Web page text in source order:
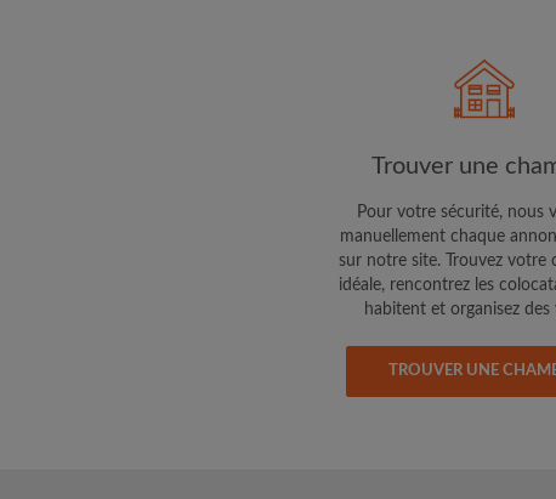
Trouver une
Pour votre sécurité, nous
manuellement chaque
sur notre site. Trouvez votre
idéale, rencontrez les
habitent et organisez des
TROUVER UNE